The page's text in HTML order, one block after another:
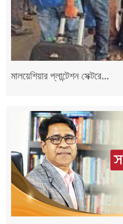
মালয়েশিয়ার প্লান্টেশন সেক্টরে...